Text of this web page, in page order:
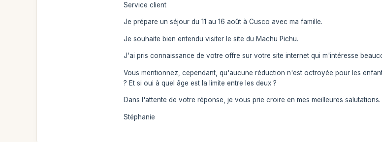
Service client
Je prépare un séjour du 11 au 16 août à Cusco avec ma famille.
Je souhaite bien entendu visiter le site du Machu Pichu.
J'ai pris connaissance de votre offre sur votre site internet qui m'intéresse
Vous mentionnez, cependant, qu'aucune réduction n'est octroyée pour les
? Et si oui à quel âge est la limite entre les deux ?
Dans l'attente de votre réponse, je vous prie croire en mes meilleures salutations.
Stéphanie